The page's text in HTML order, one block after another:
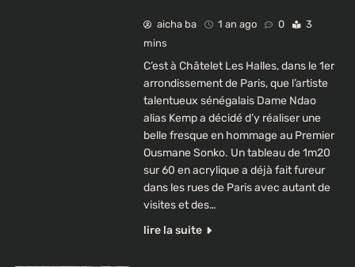
aicha ba 1 an ago 0
3
mins
C’est à Châtelet Les Halles, dans le 1er
arrondissement de Paris, que l’artiste
talentueux sénégalais Dame Ndao
alias Kemp a décidé d’y réaliser une
belle fresque en hommage au Premier
Ousmane Sonko. Un tableau de 1m20
sur 60 en acrylique a déjà fait fureur
dans les rues de Paris avec autant de
visites et des…
lire la suite